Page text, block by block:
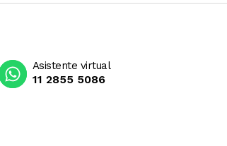
Asistente virtual
11 2855 5086